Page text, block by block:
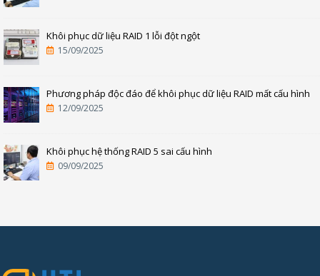
Khôi phục dữ liệu RAID 1 lỗi đột ngột
15/09/2025
Phương pháp độc đáo để khôi phục dữ liệu RAID mất cấu hình
12/09/2025
Khôi phục hệ thống RAID 5 sai cấu hình
09/09/2025